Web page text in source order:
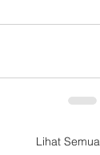
Lihat Semua